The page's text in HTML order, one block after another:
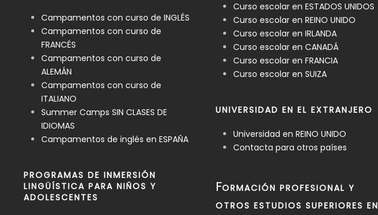
Campamentos con curso de INGLÉS
Campamentos con curso de
FRANCÉS
Campamentos con curso de
ALEMÁN
Campamentos con curso de
ITALIANO
Summer Camps SIN CLASES DE
IDIOMAS
Campamentos de inglés en ESPAÑA
PROGRAMAS DE INMERSIÓN
LINGÜÍSTICA PARA NIÑOS Y
ADOLESCENTES
Curso escolar en ESTADOS UNIDOS
Curso escolar en REINO UNIDO
Curso escolar en IRLANDA
Curso escolar en CANADÁ
Curso escolar en FRANCIA
Curso escolar en SUIZA
UNIVERSIDAD EN EL EXTRANJERO
Universidad en REINO UNIDO
Contacta para otros países
FORMACIÓN PROFESIONAL Y
OTROS ESTUDIOS SUPERIORES EN